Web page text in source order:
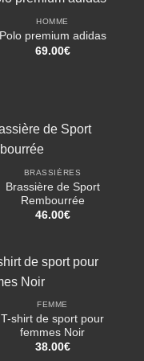
HOMME
Polo premium adidas
69.00€
BRASSIÈRES
Brassière de Sport
Rembourrée
46.00€
FEMME
T-shirt de sport pour
femmes Noir
38.00€